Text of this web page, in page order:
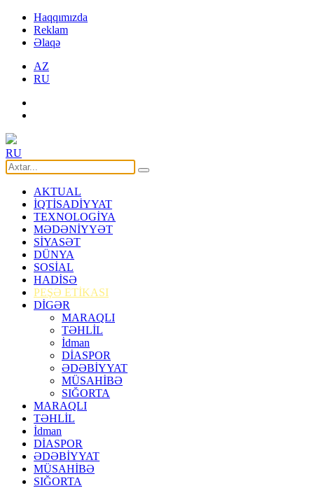
Haqqımızda
Reklam
Əlaqə
AZ
RU
RU
AKTUAL
İQTİSADİYYAT
TEXNOLOGİYA
MƏDƏNİYYƏT
SİYASƏT
DÜNYA
SOSİAL
HADİSƏ
PEŞƏ ETİKASI
DİGƏR
MARAQLI
TƏHLİL
İdman
DİASPOR
ƏDƏBİYYAT
MÜSAHİBƏ
SIĞORTA
MARAQLI
TƏHLİL
İdman
DİASPOR
ƏDƏBİYYAT
MÜSAHİBƏ
SIĞORTA